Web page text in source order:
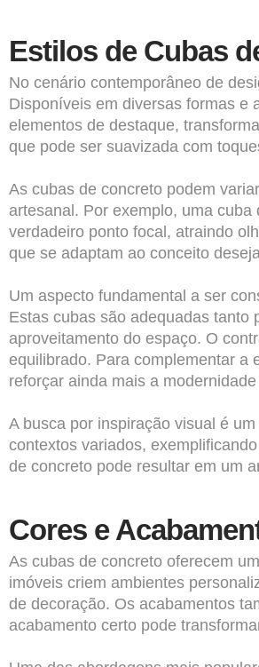
Estilos de Cubas
No cenário contemporâneo de
Disponíveis em diversas formas e
elementos de destaque,
que pode ser suavizada com
As cubas de concreto podem
artesanal. Por exemplo, uma
verdadeiro ponto focal, atraindo
que se adaptam ao conceito
Um aspecto fundamental a ser
Estas cubas são adequadas tanto
aproveitamento do espaço. O
equilibrado. Para complementar a
reforçar ainda mais a
A busca por inspiração visual é
contextos variados,
de concreto pode resultar em um
Cores e
As cubas de concreto oferecem
imóveis criem ambientes
de decoração. Os acabamentos
acabamento certo pode